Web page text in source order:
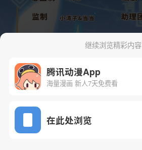
下一话
继续浏览精彩内容
腾讯动漫App
海量漫画 新人7天免费看
在此处浏览